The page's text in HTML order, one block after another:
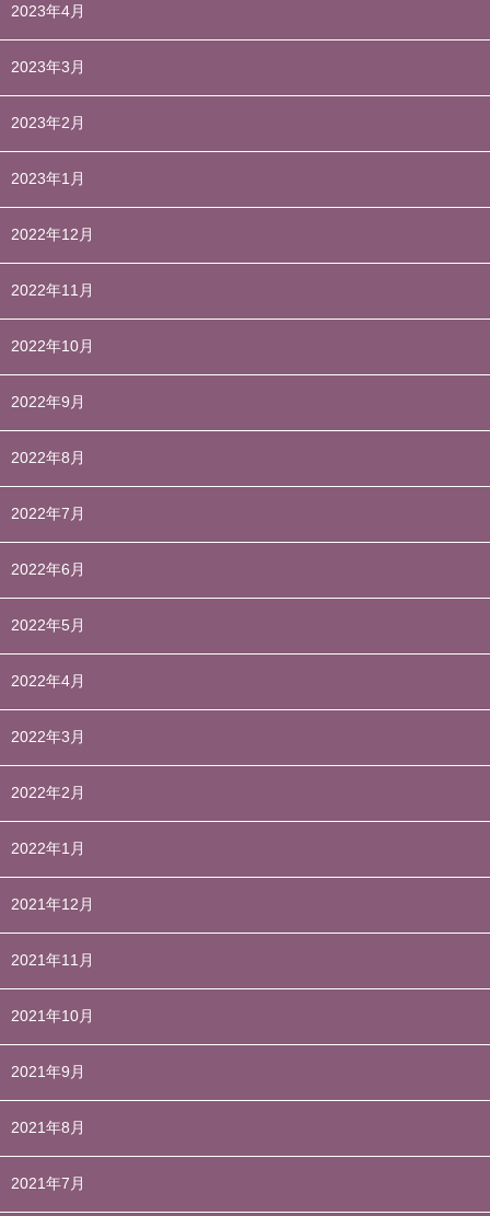
2023年4月
2023年3月
2023年2月
2023年1月
2022年12月
2022年11月
2022年10月
2022年9月
2022年8月
2022年7月
2022年6月
2022年5月
2022年4月
2022年3月
2022年2月
2022年1月
2021年12月
2021年11月
2021年10月
2021年9月
2021年8月
2021年7月